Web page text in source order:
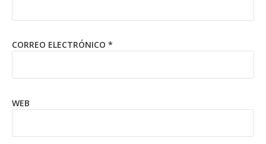
CORREO ELECTRÓNICO *
WEB